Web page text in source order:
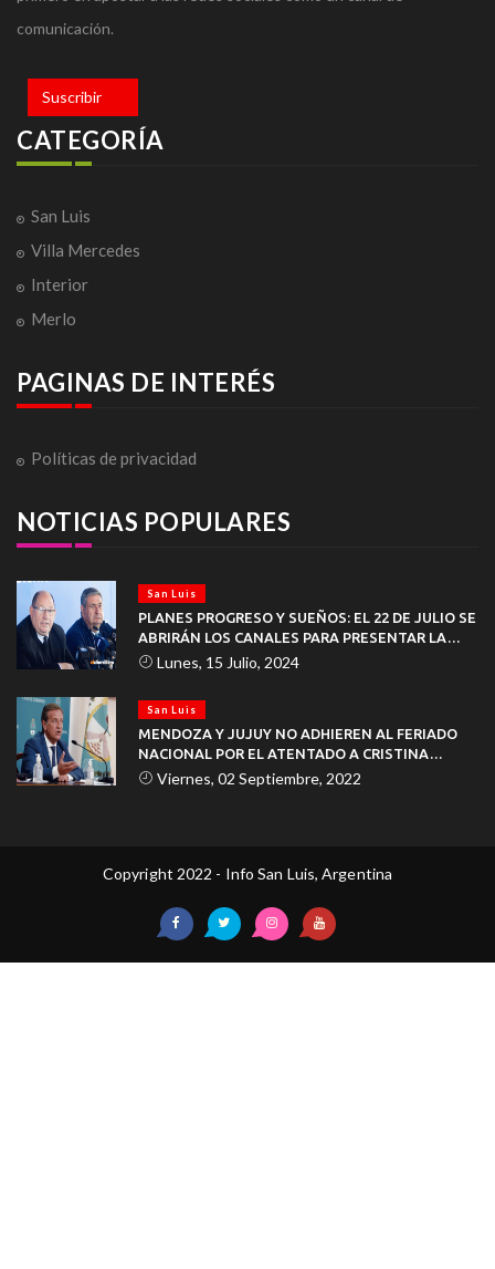
comunicación.
Suscribir
CATEGORÍA
San Luis
Villa Mercedes
Interior
Merlo
PAGINAS DE INTERÉS
Políticas de privacidad
NOTICIAS POPULARES
San Luis
PLANES PROGRESO Y SUEÑOS: EL 22 DE JULIO SE
ABRIRÁN LOS CANALES PARA PRESENTAR LA
DOCUMENTACIÓN
Lunes, 15 Julio, 2024
San Luis
MENDOZA Y JUJUY NO ADHIEREN AL FERIADO
NACIONAL POR EL ATENTADO A CRISTINA
KIRCHNER
Viernes, 02 Septiembre, 2022
Copyright 2022 - Info San Luis, Argentina